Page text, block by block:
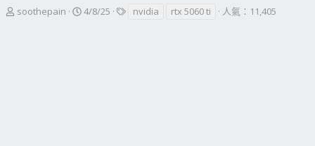
主
soothepain
開
4/8/25
標nvidia rtx 5060 ti 人氣：11,405